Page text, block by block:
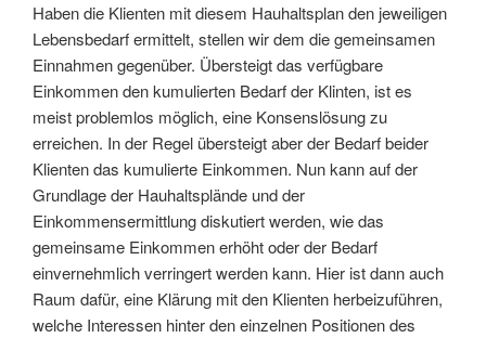
Haben die Klienten mit diesem Hauhaltsplan den jeweiligen
Lebensbedarf ermittelt, stellen wir dem die gemeinsamen
Einnahmen gegenüber. Übersteigt das verfügbare
Einkommen den kumulierten Bedarf der Klinten, ist es
meist problemlos möglich, eine Konsenslösung zu
erreichen. In der Regel übersteigt aber der Bedarf beider
Klienten das kumulierte Einkommen. Nun kann auf der
Grundlage der Hauhaltsplände und der
Einkommensermittlung diskutiert werden, wie das
gemeinsame Einkommen erhöht oder der Bedarf
einvernehmlich verringert werden kann. Hier ist dann auch
Raum dafür, eine Klärung mit den Klienten herbeizuführen,
welche Interessen hinter den einzelnen Positionen des